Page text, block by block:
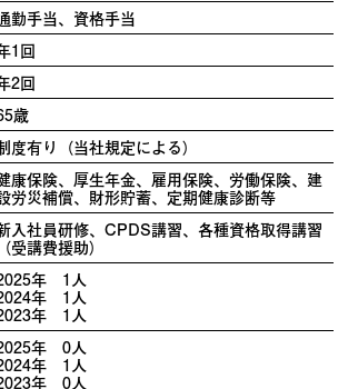
勤手当、資格手当
1回
2回
歳
度有り（当社規定による）
康保険、厚生年金、雇用保険、労働保険、建
労災補償、財形貯蓄、定期健康診断等
入社員研修、CPDS講習、各種資格取得講習
（受講費援助）
年 1人
年 1人
年 1人
年 0人
年 1人
年 0人